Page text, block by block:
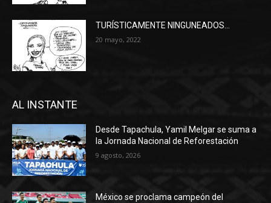
TURÍSTICAMENTE NINGUNEADOS…
20 mayo, 2022
AL INSTANTE
Desde Tapachula, Yamil Melgar se suma a
la Jornada Nacional de Reforestación
9 agosto, 2026
México se proclama campeón del